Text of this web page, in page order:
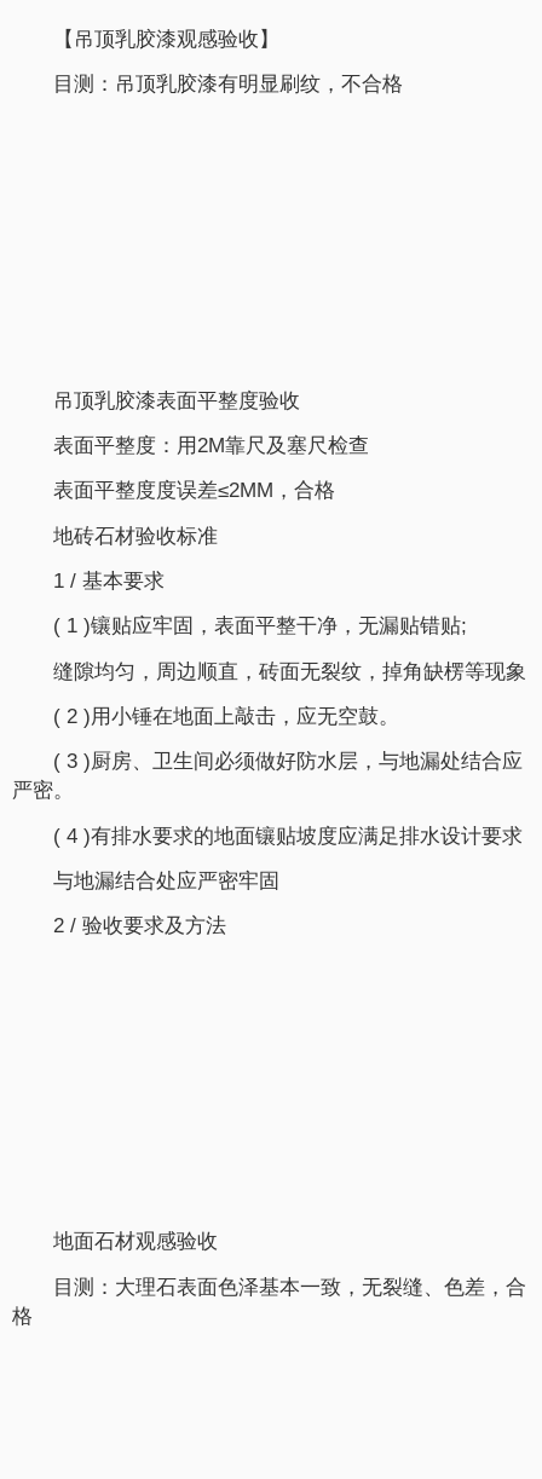
【吊顶乳胶漆观感验收】
目测：吊顶乳胶漆有明显刷纹，不合格
吊顶乳胶漆表面平整度验收
表面平整度：用2M靠尺及塞尺检查
表面平整度度误差≤2MM，合格
地砖石材验收标准
1 / 基本要求
( 1 )镶贴应牢固，表面平整干净，无漏贴错贴;
缝隙均匀，周边顺直，砖面无裂纹，掉角缺楞等现象
( 2 )用小锤在地面上敲击，应无空鼓。
( 3 )厨房、卫生间必须做好防水层，与地漏处结合应
严密。
( 4 )有排水要求的地面镶贴坡度应满足排水设计要求
与地漏结合处应严密牢固
2 / 验收要求及方法
地面石材观感验收
目测：大理石表面色泽基本一致，无裂缝、色差，合
格